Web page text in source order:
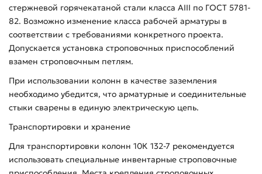
стержневой горячекатаной стали класса AIII по ГОСТ 5781-
82. Возможно изменение класса рабочей арматуры в
соответствии с требованиями конкретного проекта.
Допускается установка строповочных приспособлений
взамен строповочным петлям.
При использовании колонн в качестве заземления
необходимо убедится, что арматурные и соединительные
стыки сварены в единую электрическую цепь.
Транспортировки и хранение
Для транспортировки колонн 10К 132-7 рекомендуется
использовать специальные инвентарные строповочные